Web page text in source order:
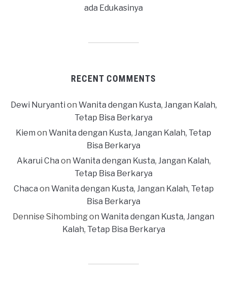
ada Edukasinya
RECENT COMMENTS
Dewi Nuryanti on Wanita dengan Kusta, Jangan Kalah,
Tetap Bisa Berkarya
Kiem on Wanita dengan Kusta, Jangan Kalah, Tetap
Bisa Berkarya
Akarui Cha on Wanita dengan Kusta, Jangan Kalah,
Tetap Bisa Berkarya
Chaca on Wanita dengan Kusta, Jangan Kalah, Tetap
Bisa Berkarya
Dennise Sihombingon Wanita dengan Kusta, Jangan
Kalah, Tetap Bisa Berkarya